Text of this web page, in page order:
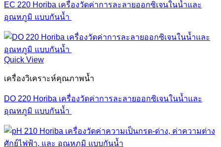
EC 220 Horiba เครื่องวัดค่าการละลายออกซิเจนในน้ำและ
อุณหภูมิ แบบกันน้ำ
Quick View
เครื่องวิเคราะห์คุณภาพน้ำ
DO 220 Horiba เครื่องวัดค่าการละลายออกซิเจนในน้ำและ
อุณหภูมิ แบบกันน้ำ